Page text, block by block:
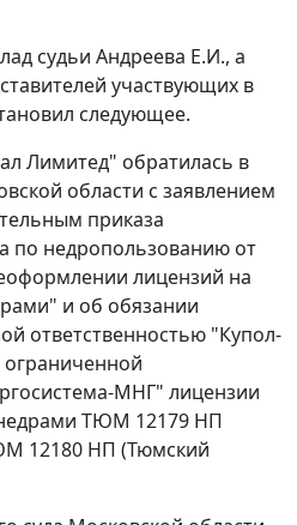
судьи Андреева Е.И., а
участвующих в
следующее.
Лимитед" обратилась в
области с заявлением
приказа
по недропользованию от
лицензий на
и об обязании
ответственностью "Купол-
МНГ" лицензии
ТЮМ 12179 НП
12180 НП (Тюмский